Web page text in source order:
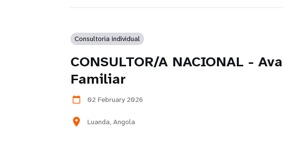
Consultoria individual
CONSULTOR/A NACIONAL -
Familiar
calendar_today 02 February 2026
location_on Luanda, Angola